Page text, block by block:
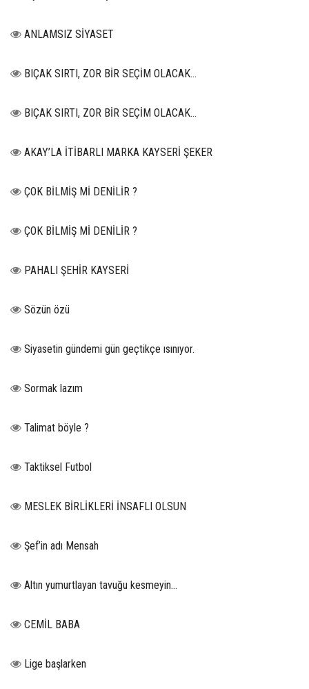
ANLAMSIZ SİYASET
BIÇAK SIRTI, ZOR BİR SEÇİM OLACAK…
BIÇAK SIRTI, ZOR BİR SEÇİM OLACAK…
AKAY’LA İTİBARLI MARKA KAYSERİ ŞEKER
ÇOK BİLMİŞ Mİ DENİLİR ?
ÇOK BİLMİŞ Mİ DENİLİR ?
PAHALI ŞEHİR KAYSERİ
Sözün özü
Siyasetin gündemi gün geçtikçe ısınıyor.
Sormak lazım
Talimat böyle ?
Taktiksel Futbol
MESLEK BİRLİKLERİ İNSAFLI OLSUN
Şef’in adı Mensah
Altın yumurtlayan tavuğu kesmeyin…
CEMİL BABA
Lige başlarken